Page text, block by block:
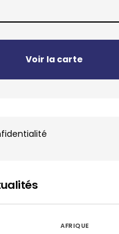
Voir la carte
AFRIQUE